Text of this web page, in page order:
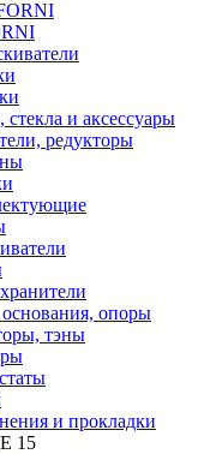
стекла и аксессуары
редукторы
опоры
тэны
и прокладки
15